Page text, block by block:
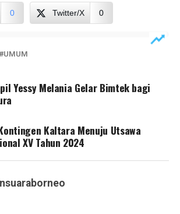
0 Twitter/X 0
UMUM
Yessy Melania Gelar Bimtek bagi
Kaltara Menuju Utsawa
XV Tahun 2024